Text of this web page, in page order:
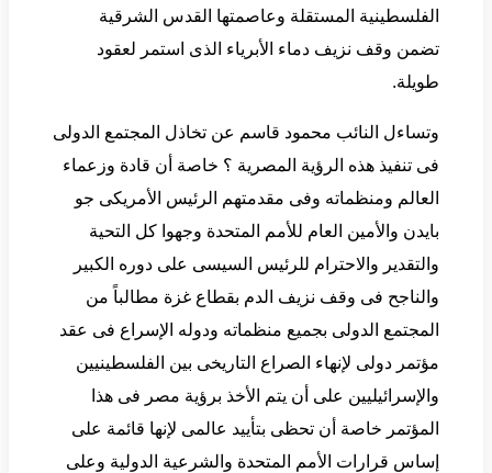
الفلسطينية المستقلة وعاصمتها القدس الشرقية
تضمن وقف نزيف دماء الأبرياء الذى استمر لعقود
طويلة.
وتساءل النائب محمود قاسم عن تخاذل المجتمع الدولى
فى تنفيذ هذه الرؤية المصرية ؟ خاصة أن قادة وزعماء
العالم ومنظماته وفى مقدمتهم الرئيس الأمريكى جو
بايدن والأمين العام للأمم المتحدة وجهوا كل التحية
والتقدير والاحترام للرئيس السيسى على دوره الكبير
والناجح فى وقف نزيف الدم بقطاع غزة مطالباً من
المجتمع الدولى بجميع منظماته ودوله الإسراع فى عقد
مؤتمر دولى لإنهاء الصراع التاريخى بين الفلسطينيين
والإسرائيليين على أن يتم الأخذ برؤية مصر فى هذا
المؤتمر خاصة أن تحظى بتأييد عالمى لإنها قائمة على
إساس قرارات الأمم المتحدة والشرعية الدولية وعلى